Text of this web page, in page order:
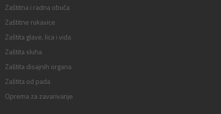
Zaštitna i radna obuća
Zaštitne rukavice
Zaštita glave, lica i vida
Zaštita sluha
Zaštita disajnih organa
Zaštita od pada
Oprema za zavarivanje